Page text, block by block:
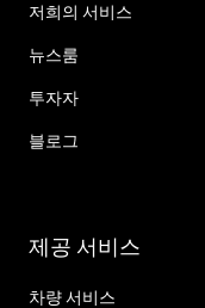
저희의 서비스
뉴스룸
투자자
블로그
제공 서비스
차량 서비스